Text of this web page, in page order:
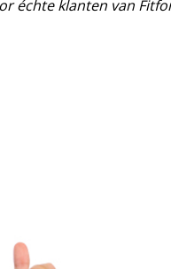
échte klanten van